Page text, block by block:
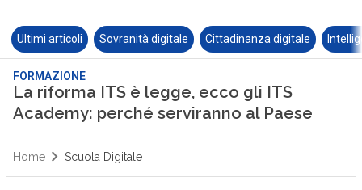
Ultimi articoli Sovranità digitale Cittadinanza digitale
FORMAZIONE
La riforma ITS è legge, ecco gli ITS
Academy: perché serviranno al Paese
Home Scuola Digitale